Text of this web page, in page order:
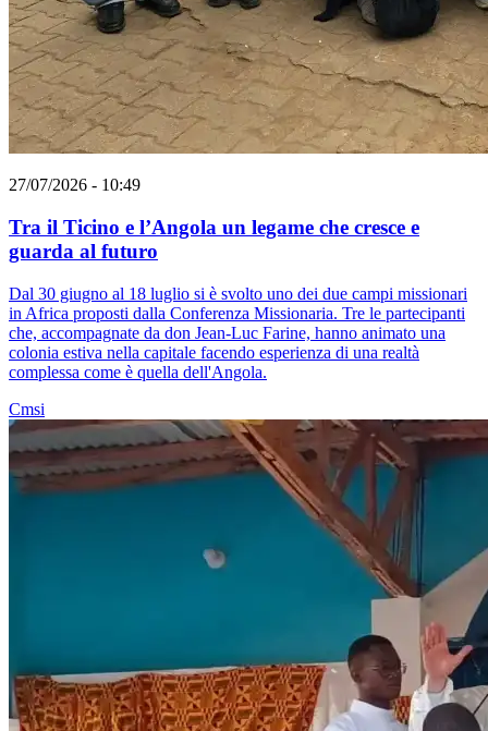
27/07/2026 - 10:49
Tra il Ticino e l’Angola un legame che cresce e
guarda al futuro
Dal 30 giugno al 18 luglio si è svolto uno dei due campi missionari
in Africa proposti dalla Conferenza Missionaria. Tre le partecipanti
che, accompagnate da don Jean-Luc Farine, hanno animato una
colonia estiva nella capitale facendo esperienza di una realtà
complessa come è quella dell'Angola.
Cmsi